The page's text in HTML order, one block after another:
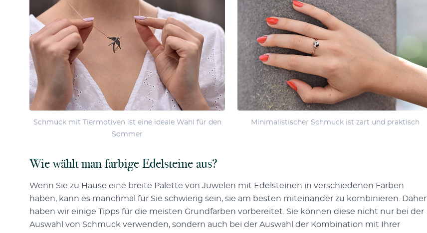
Schmuck mit Tiermotiven ist eine ideale Wahl für den
Sommer
Minimalistischer Schmuck ist zart und praktisch
Wie wählt man farbige Edelsteine aus?
Wenn Sie zu Hause eine breite Palette von Juwelen mit Edelsteinen in verschiedenen Farben
haben, kann es manchmal für Sie schwierig sein, sie am besten miteinander zu kombinieren. Daher
haben wir einige Tipps für die meisten Grundfarben vorbereitet. Sie können diese nicht nur bei der
Auswahl von Schmuck verwenden, sondern auch bei der Auswahl der Kombination mit Ihrer